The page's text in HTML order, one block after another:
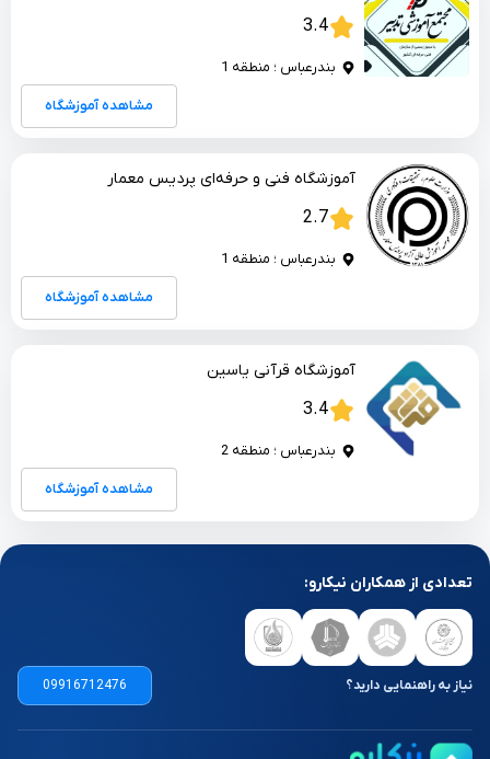
3.4
بندرعباس ؛ منطقه 1
مشاهده آموزشگاه
آموزشگاه فنی و حرفه‌ای پردیس معمار
2.7
بندرعباس ؛ منطقه 1
مشاهده آموزشگاه
آموزشگاه قرآنی یاسین
3.4
بندرعباس ؛ منطقه 2
مشاهده آموزشگاه
تعدادی از همکاران نیکارو:
نیاز به راهنمایی دارید؟ 09916712476